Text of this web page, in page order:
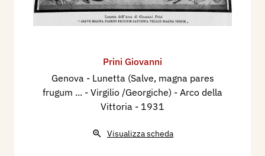
Prini Giovanni
Genova - Lunetta (Salve, magna pares
frugum ... - Virgilio /Georgiche) - Arco della
Vittoria - 1931
Visualizza scheda